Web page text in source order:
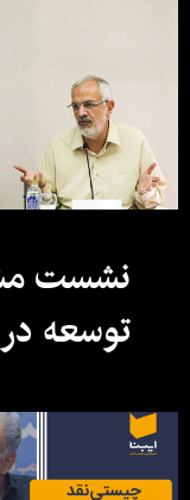
نشست
توسعه در